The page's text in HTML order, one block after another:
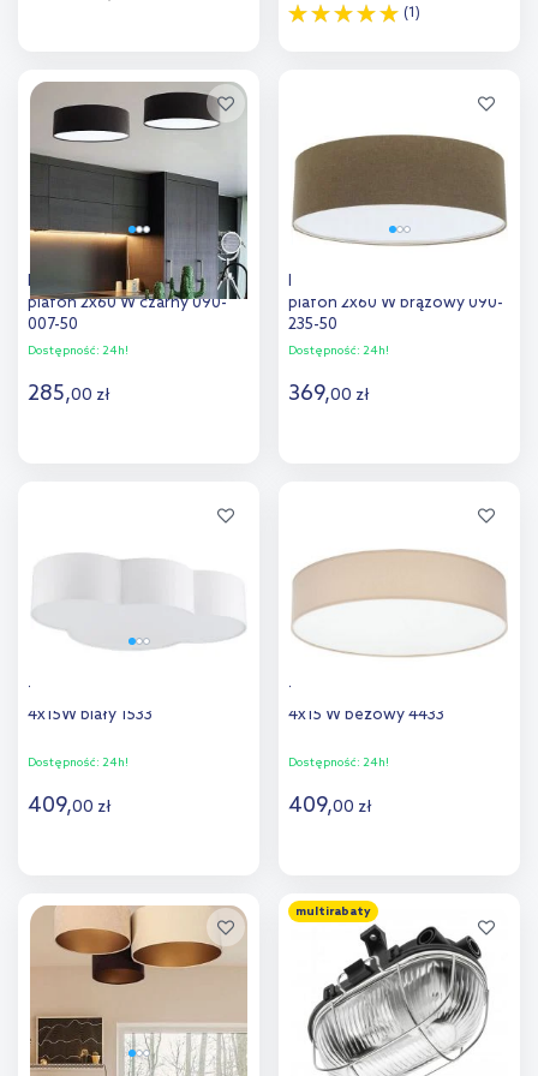
Dodaj do
porównania
(1)
porównania
BPS Koncept HomeLight
plafon 2x60 W czarny 090-
007-50
Dostępność: 24h!
285,00 zł
porównania
BPS Koncept Boho Ellegant
plafon 2x60 W brązowy 090-
235-50
Dostępność: 24h!
369,00 zł
porównania
TK Lighting Cloud plafon
4x15W biały 1533
Dostępność: 24h!
409,00 zł
Dodaj do
porównania
TK Lighting Rondo plafon
4x15 W beżowy 4433
Dostępność: 24h!
409,00 zł
Dodaj do
porównania
multirabaty